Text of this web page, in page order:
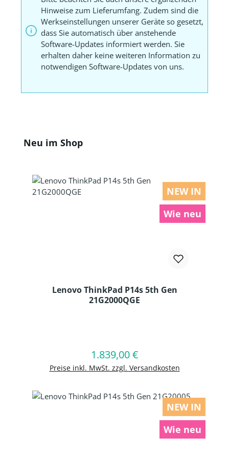
Hinweise zum Lieferumfang. Zudem sind die
Werkseinstellungen unserer Geräte so gesetzt,
dass Sie automatisch über anstehende
Software-Updates informiert werden. Sie
erhalten daher keine weiteren Information zu
notwendigen Software-Updates von uns.
Produktgalerie überspringen
Neu im Shop
NEW IN
Wie neu
Lenovo ThinkPad P14s 5th Gen
21G2000QGE
Regulärer Preis:
1.839,00 €
Preise inkl. MwSt. zzgl. Versandkosten
In den Warenkorb
NEW IN
Wie neu